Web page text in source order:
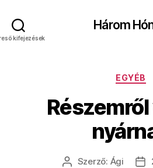
kifejezések
Három
EGYÉB
Bejegyzés
Szerző: Ági